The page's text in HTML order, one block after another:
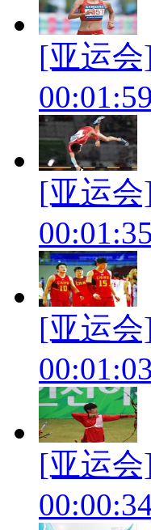
[亚运
00:01:59
[亚运
00:01:35
[亚运
00:01:03
[亚运